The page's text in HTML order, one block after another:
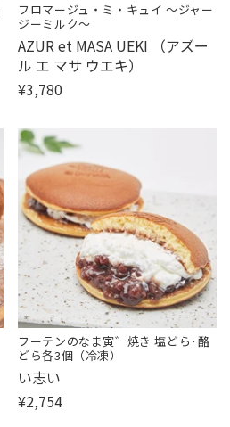
フロマージュ・ミ・キュイ 〜ジャー
ジーミルク〜
販
売
元:
AZUR et MASA UEKI （アズー
ル エ マサ ウエキ）
¥3,780
フーテンのなま寅゛焼き 塩どら･酪
どら各3個（冷凍）
販
売
元:
い志い
¥2,754